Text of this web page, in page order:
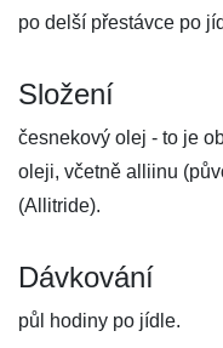
po delší přestávce po
Složení
česnekový olej - to je
oleji, včetně alliinu
(Allitride).
Dávkování
půl hodiny po jídle.